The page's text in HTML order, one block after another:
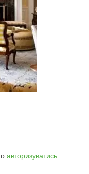
авторизуватись.